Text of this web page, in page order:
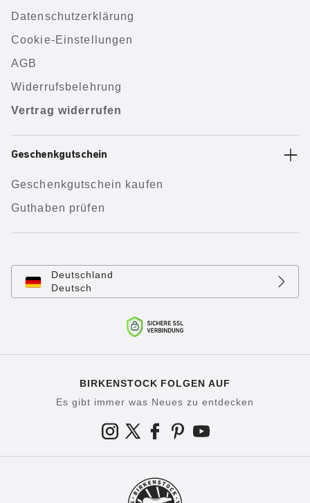
Datenschutzerklärung
Cookie-Einstellungen
AGB
Widerrufsbelehrung
Vertrag widerrufen
Geschenkgutschein
Geschenkgutschein kaufen
Guthaben prüfen
Deutschland
Deutsch
BIRKENSTOCK FOLGEN AUF
Es gibt immer was Neues zu entdecken